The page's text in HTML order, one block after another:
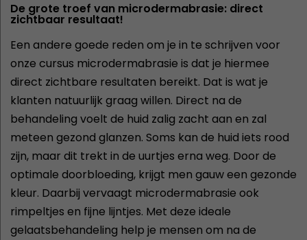
De grote troef van microdermabrasie: direct
zichtbaar resultaat!
Een andere goede reden om je in te schrijven voor
onze cursus microdermabrasie is dat je hiermee
direct zichtbare resultaten bereikt. Dat is wat je
klanten natuurlijk graag willen. Direct na de
behandeling voelt de huid zalig zacht aan en zal
meteen gezond glanzen. Soms kan de huid iets rood
zijn, maar dit trekt in de uurtjes erna weg. Door de
optimale doorbloeding, krijgt men gauw een gezonde
kleur. Daarbij vervaagt microdermabrasie ook
rimpeltjes en fijne lijntjes. Met deze ideale
gelaatsbehandeling help je mensen om na de